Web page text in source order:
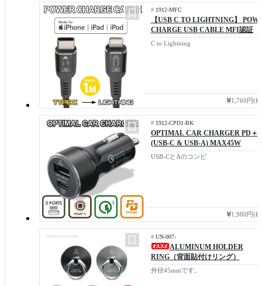
# 1912-MFC
【USB C TO LIGHTNING】
CHARGE USB CABLE MFI認証
C to Lightning
1,760円(
# 1912-CPD1-BK
OPTIMAL CAR CHARGER PD＋
(USB-C & USB-A) MAX45W
USB-CとAのコンビ
1,980円(
# UN-007-
ALUMINUM HOLDER
RING（背面貼付けリング）
外径45mmです。